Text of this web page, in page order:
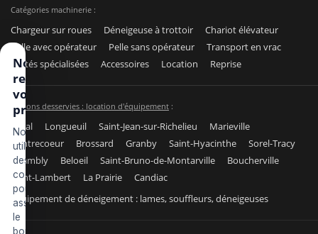
Catégories machinerie :
Chargeur sur roues Déneigeuse à trottoir
Chariot élévateur
Pelle avec opérateur
Pelle sans opérateur
Transport en vrac
Unités spécialisées
Accessoires Location Reprise
Régions desservies : location d'équipement :
Laval Longueuil Saint-Jean-sur-Richelieu
Marieville
Contrecoeur
Brossard Granby Saint-Hyacinthe
Sorel-Tracy
Chambly
Beloeil Saint-Bruno-de-Montarville
Boucherville
Saint-Lambert
La Prairie
Candiac
Équipement de déneigement : lames, souffleurs, déneigeuses
Nous
respectons
votre vie
privée
Nous
utilisons
des
cookies
pour
assurer
le
bon